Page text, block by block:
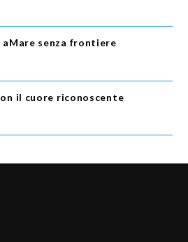
aMare senza frontiere
il cuore riconoscente